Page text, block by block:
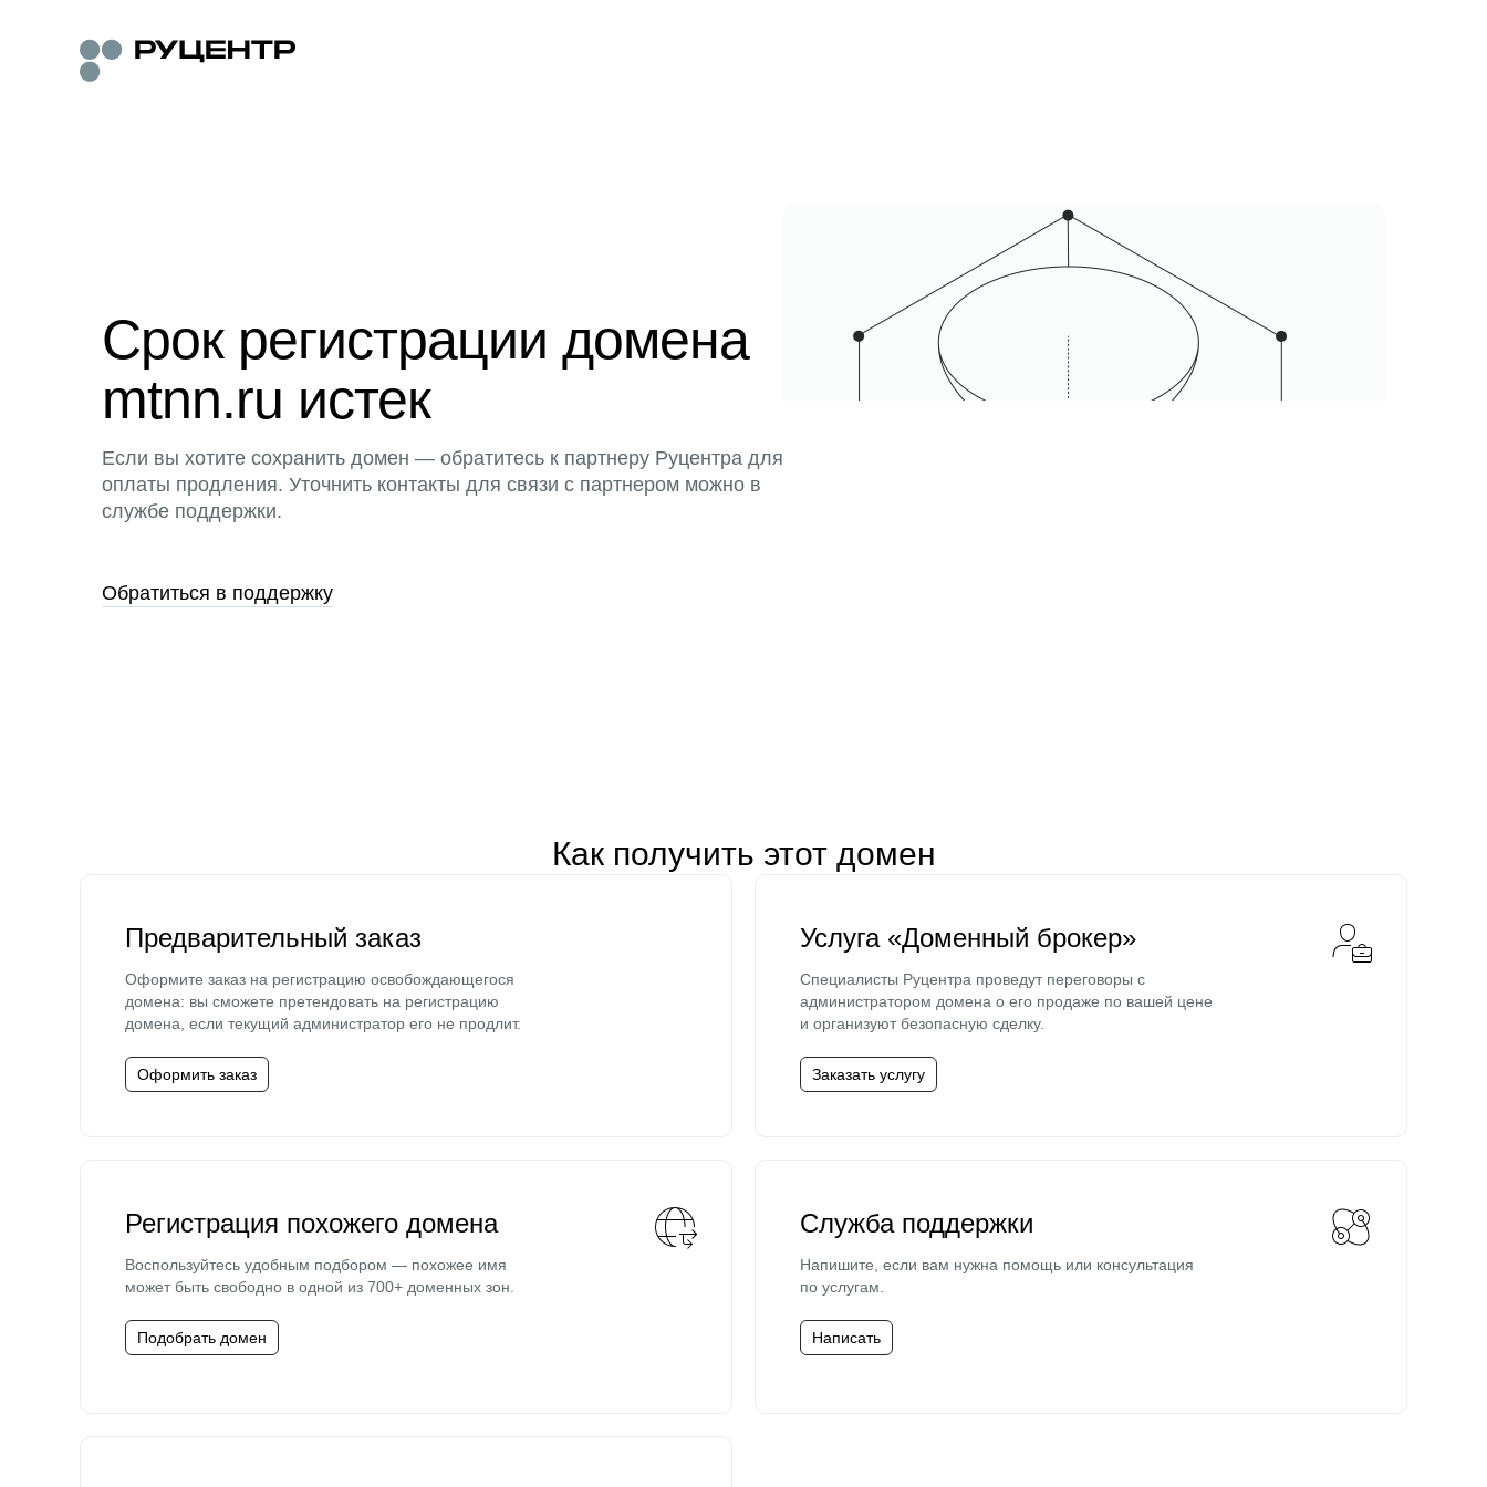
Срок регистрации домена
mtnn.ru истек
Если вы хотите сохранить домен — обратитесь к партнеру Руцентра для
оплаты продления. Уточнить контакты для связи с партнером можно в
службе поддержки.
Обратиться в поддержку
Как получить этот домен
Предварительный заказ
Оформите заказ на регистрацию освобождающегося
домена: вы сможете претендовать на регистрацию
домена, если текущий администратор его не продлит.
Оформить заказ
Услуга «Доменный брокер»
Специалисты Руцентра проведут переговоры с
администратором домена о его продаже по вашей цене
и организуют безопасную сделку.
Заказать услугу
Регистрация похожего домена
Воспользуйтесь удобным подбором — похожее имя
может быть свободно в одной из 700+ доменных зон.
Подобрать домен
Служба поддержки
Напишите, если вам нужна помощь или консультация
по услугам.
Написать